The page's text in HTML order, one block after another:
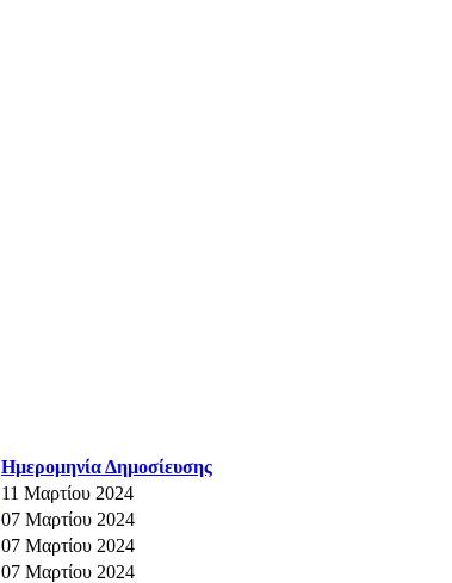
Ημερομηνία Δημοσίευσης
11 Μαρτίου 2024
07 Μαρτίου 2024
07 Μαρτίου 2024
07 Μαρτίου 2024